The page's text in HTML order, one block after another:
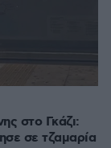
στο Γκάζι:
σε τζαμαρία